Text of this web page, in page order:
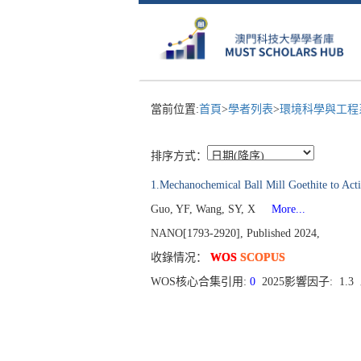
當前位置:首頁>學者列表>環境科學與工程
排序方式：
1.Mechanochemical Ball Mill Goethite to
Guo, YF, Wang, SY, X
More...
NANO[1793-2920], Published 2024,
收錄情况： WOS SCOPUS
WOS核心合集引用: 0 2025影響因子: 1.3